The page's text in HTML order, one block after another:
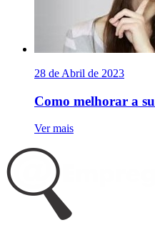
28 de Abril de 2023
Como melhorar a
Ver mais